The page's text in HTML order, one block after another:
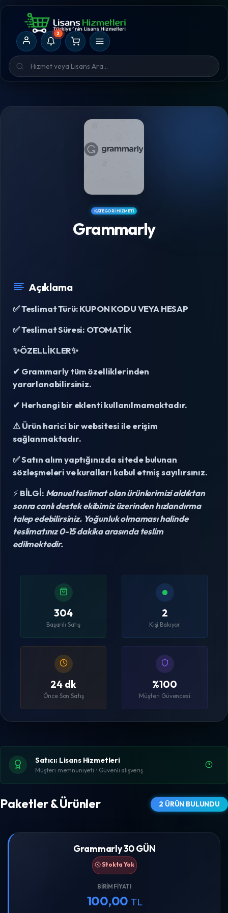
2
KATEGORI HIZMETI
Grammarly
Açıklama
✅ Teslimat Türü: KUPON KODU VEYA HESAP
✅ Teslimat Süresi: OTOMATİK
✨ÖZELLİKLER✨
✔ Grammarly tüm özelliklerinden
yararlanabilirsiniz.
✔ Herhangi bir eklenti kullanılmamaktadır.
⚠ Ürün harici bir websitesi ile erişim
sağlanmaktadır.
✅ Satın alım yaptığınızda sitede bulunan
sözleşmeleri ve kuralları kabul etmiş sayılırsınız.
⚡ BİLGİ: Manuel teslimat olan ürünlerimizi aldıktan
sonra canlı destek ekibimiz üzerinden hızlandırma
talep edebilirsiniz. Yoğunluk olmaması halinde
teslimatınız 0-15 dakika arasında teslim
edilmektedir.
304
Başarılı Satış
2
Kişi Bakıyor
24 dk
Önce Son Satış
%100
Müşteri Güvencesi
Satıcı: Lisans Hizmetleri
Müşteri memnuniyeti • Güvenli alışveriş
Paketler & Ürünler 2 ÜRÜN BULUNDU
Grammarly 30 GÜN
Stokta Yok
BIRIM FIYATI
100,00 TL